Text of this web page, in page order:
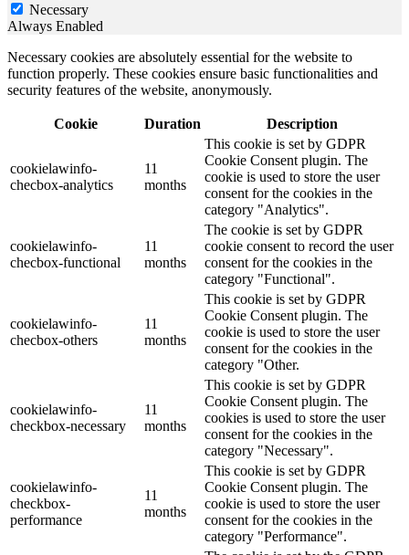
Necessary
Always Enabled
Necessary cookies are absolutely essential for the website to
function properly. These cookies ensure basic functionalities and
security features of the website, anonymously.
Cookie Duration Description
cookielawinfo-
checbox-analytics
11
months
This cookie is set by GDPR
Cookie Consent plugin. The
cookie is used to store the user
consent for the cookies in the
category "Analytics".
cookielawinfo-
checbox-functional
11
months
The cookie is set by GDPR
cookie consent to record the user
consent for the cookies in the
category "Functional".
cookielawinfo-
checbox-others
11
months
This cookie is set by GDPR
Cookie Consent plugin. The
cookie is used to store the user
consent for the cookies in the
category "Other.
cookielawinfo-
checkbox-necessary
11
months
This cookie is set by GDPR
Cookie Consent plugin. The
cookies is used to store the user
consent for the cookies in the
category "Necessary".
cookielawinfo-
checkbox-
performance
11
months
This cookie is set by GDPR
Cookie Consent plugin. The
cookie is used to store the user
consent for the cookies in the
category "Performance".